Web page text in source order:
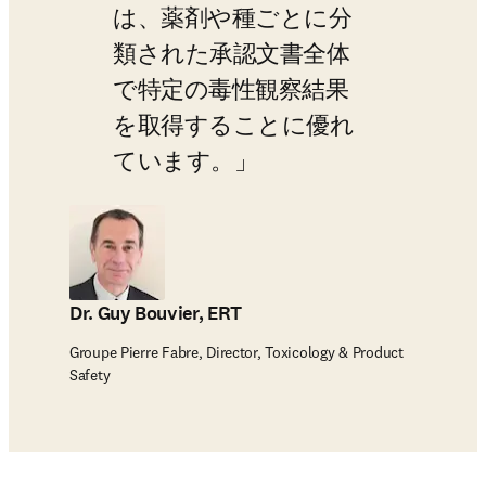
は、薬剤や種ごとに分
類された承認文書全体
で特定の毒性観察結果
を取得することに優れ
ています。
Dr. Guy Bouvier, ERT
Groupe Pierre Fabre, Director, Toxicology & Product
Safety